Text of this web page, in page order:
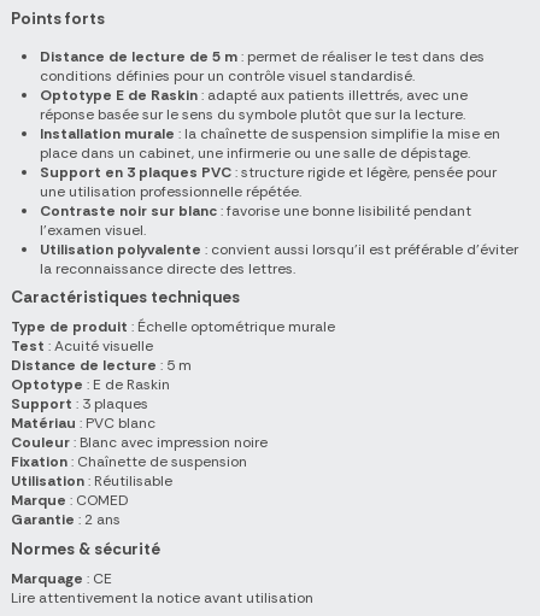
Points forts
Distance de lecture de 5 m: permet de réaliser le test dans des
conditions définies pour un contrôle visuel standardisé.
Optotype E de Raskin: adapté aux patients illettrés, avec une
réponse basée sur le sens du symbole plutôt que sur la lecture.
Installation murale : la chaînette de suspension simplifie la mise en
place dans un cabinet, une infirmerie ou une salle de dépistage.
Support en 3 plaques PVC: structure rigide et légère, pensée pour
une utilisation professionnelle répétée.
Contraste noir sur blanc: favorise une bonne lisibilité pendant
l’examen visuel.
Utilisation polyvalente : convient aussi lorsqu’il est préférable d’éviter
la reconnaissance directe des lettres.
Caractéristiques techniques
Type de produit : Échelle optométrique murale
Test : Acuité visuelle
Distance de lecture : 5 m
Optotype : E de Raskin
Support : 3 plaques
Matériau : PVC blanc
Couleur: Blanc avec impression noire
Fixation: Chaînette de suspension
Utilisation: Réutilisable
Marque : COMED
Garantie : 2 ans
Normes & sécurité
Marquage : CE
Lire attentivement la notice avant utilisation